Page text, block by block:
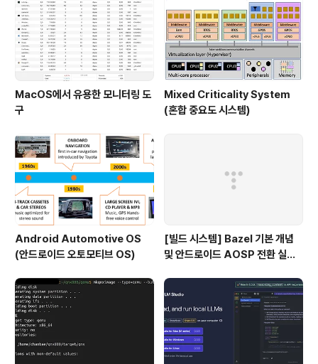
MacOS에서 유용한 모니터링 도
구
Mixed Criticality System
(혼합 중요도 시스템)
Android Automotive OS
(안드로이드 오토모티브 OS)
[빌드 시스템] Bazel 기본 개념
및 안드로이드 AOSP 전환 실패